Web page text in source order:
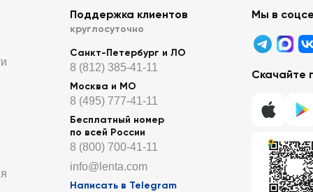
Поддержка клиентов
круглосуточно
Санкт-Петербург и ЛО
8 (812) 385-41-11
Москва и МО
8 (495) 777-41-11
Бесплатный номер
по всей России
8 (800) 700-41-11
info@lenta.com
Написать в Telegram
Мы в
Скачайте